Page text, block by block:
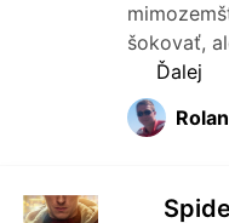
šokovať,
Ďalej